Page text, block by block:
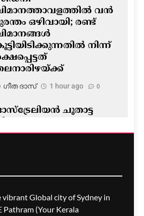
വൻ
ഒഴിവായി; രണ്ട്
നിന്ന്
ഗീത ദാസ്‌ 1 hour ago 0
ചൂതാട്ട
ഗീത ദാസ്‌ 2 hours ago 0
vibrant Global city of Sydney in
Pathram (Your Kerala